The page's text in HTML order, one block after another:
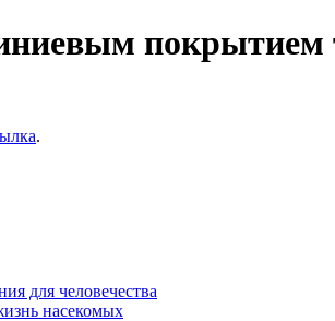
покрытием
.
для человечества
насекомых